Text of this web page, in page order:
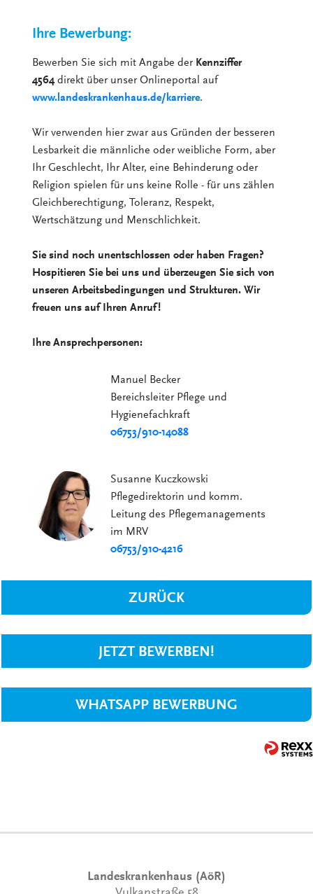
Ihre Bewerbung:
Bewerben Sie sich mit Angabe der Kennziffer
4564direkt über unser Onlineportal auf
www.landeskrankenhaus.de/karriere.
Wir verwenden hier zwar aus Gründen der besseren
Lesbarkeit die männliche oder weibliche Form, aber
Ihr Geschlecht, Ihr Alter, eine Behinderung oder
Religion spielen für uns keine Rolle - für uns zählen
Gleichberechtigung, Toleranz, Respekt,
Wertschätzung und Menschlichkeit.
Sie sind noch unentschlossen oder haben Fragen?
Hospitieren Sie bei uns und überzeugen Sie sich von
unseren Arbeitsbedingungen und Strukturen. Wir
freuen uns auf Ihren Anruf!
Ihre Ansprechpersonen:
Manuel Becker
Bereichsleiter Pflege und
Hygienefachkraft
06753/910-14088
Susanne Kuczkowski
Pflegedirektorin und komm.
Leitung des Pflegemanagements
im MRV
06753/910-4216
ZURÜCK
JETZT BEWERBEN!
WHATSAPP BEWERBUNG
Landeskrankenhaus (AöR)